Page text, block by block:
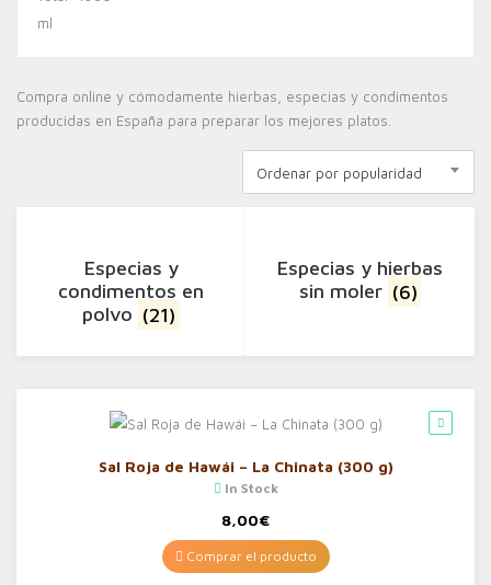
Compra online y cómodamente hierbas, especias y condimentos
producidas en España para preparar los mejores platos.
Ordenar por popularidad
Especias y
condimentos en
polvo (21)
Especias y hierbas
sin moler (6)
Sal Roja de Hawái – La Chinata (300 g)
In Stock
8,00€
Comprar el producto